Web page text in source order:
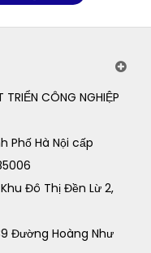
CÔNG NGHIỆP
Phố Hà Nội cấp
Đô Thị Đền Lừ 2,
Đường Hoàng Như